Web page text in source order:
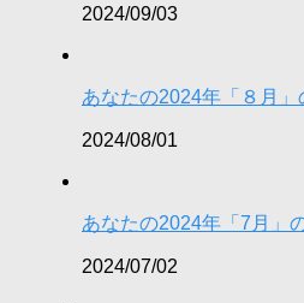
2024/09/03
あなたの2024年「８月」
2024/08/01
あなたの2024年「7月」
2024/07/02